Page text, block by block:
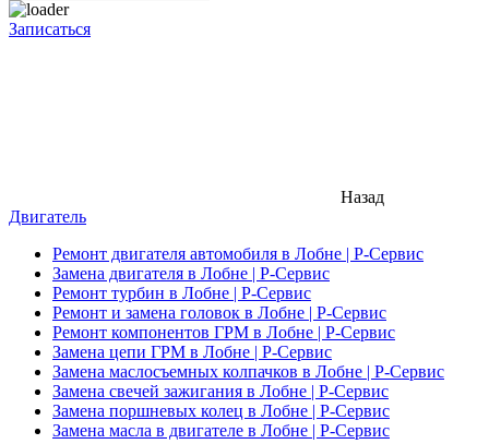
Записаться
Назад
Двигатель
Ремонт двигателя автомобиля в Лобне | Р-Сервис
Замена двигателя в Лобне | Р-Сервис
Ремонт турбин в Лобне | Р-Сервис
Ремонт и замена головок в Лобне | Р-Сервис
Ремонт компонентов ГРМ в Лобне | Р-Сервис
Замена цепи ГРМ в Лобне | Р-Сервис
Замена маслосъемных колпачков в Лобне | Р-Сервис
Замена свечей зажигания в Лобне | Р-Сервис
Замена поршневых колец в Лобне | Р-Сервис
Замена масла в двигателе в Лобне | Р-Сервис